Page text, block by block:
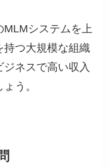
MLMシステムを上
持つ大規模な組織
ネスで高い収入
う。